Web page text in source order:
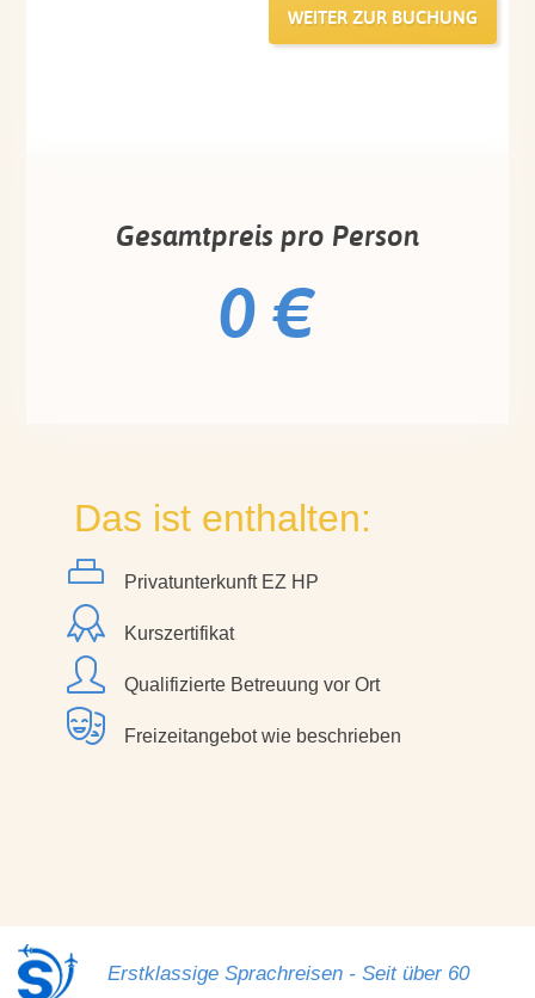
Gesamtpreis pro Person
0 €
Das ist enthalten:
Privatunterkunft EZ HP
Kurszertifikat
Qualifizierte Betreuung vor Ort
Freizeitangebot wie beschrieben
Erstklassige Sprachreisen - Seit über 60